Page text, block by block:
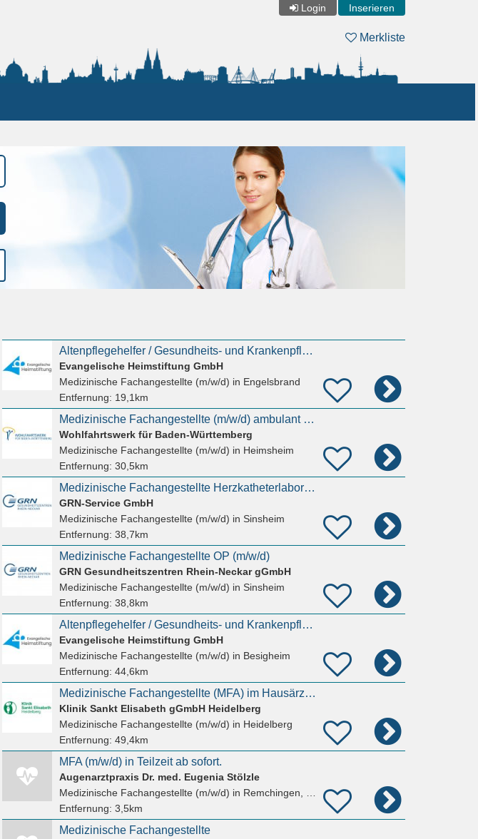
Login Inserieren
Merkliste
Altenpflegehelfer / Gesundheits- und Krankenpflegehelfer / MFA (m/w/d)
Evangelische Heimstiftung GmbH
Medizinische Fachangestellte (m/w/d) in Engelsbrand
Entfernung: 19,1km
Medizinische Fachangestellte (m/w/d) ambulant in Teilzeit
Wohlfahrtswerk für Baden-Württemberg
Medizinische Fachangestellte (m/w/d) in Heimsheim
Entfernung: 30,5km
Medizinische Fachangestellte Herzkatheterlabor (HKL) (m/w/d)
GRN-Service GmbH
Medizinische Fachangestellte (m/w/d) in Sinsheim
Entfernung: 38,7km
Medizinische Fachangestellte OP (m/w/d)
GRN Gesundheitszentren Rhein-Neckar gGmbH
Medizinische Fachangestellte (m/w/d) in Sinsheim
Entfernung: 38,8km
Altenpflegehelfer / Gesundheits- und Krankenpflegehelfer / MFA ambulante Pflege (m/w/d)
Evangelische Heimstiftung GmbH
Medizinische Fachangestellte (m/w/d) in Besigheim
Entfernung: 44,6km
Medizinische Fachangestellte (MFA) im Hausärztlichen Zentrum (m/w/d)
Klinik Sankt Elisabeth gGmbH Heidelberg
Medizinische Fachangestellte (m/w/d) in Heidelberg
Entfernung: 49,4km
MFA (m/w/d) in Teilzeit ab sofort.
Augenarztpraxis Dr. med. Eugenia Stölzle
Medizinische Fachangestellte (m/w/d) in Remchingen, Wilferdingen
Entfernung: 3,5km
Medizinische Fachangestellte